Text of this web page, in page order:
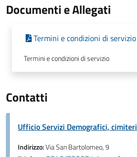
Documenti e Allegati
Termini e condizioni di servizio
Termini e condizioni di servizio
Contatti
Ufficio Servizi Demografici,
Indirizzo:Via San Bartolomeo, 9